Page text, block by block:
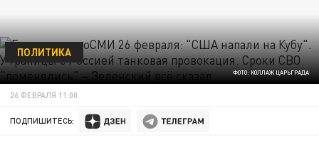
ФОТО: КОЛЛАЖ ЦАРЬГРАДА
ПОЛИТИКА
26 ФЕВРАЛЯ 11:00
ПОДПИШИТЕСЬ: